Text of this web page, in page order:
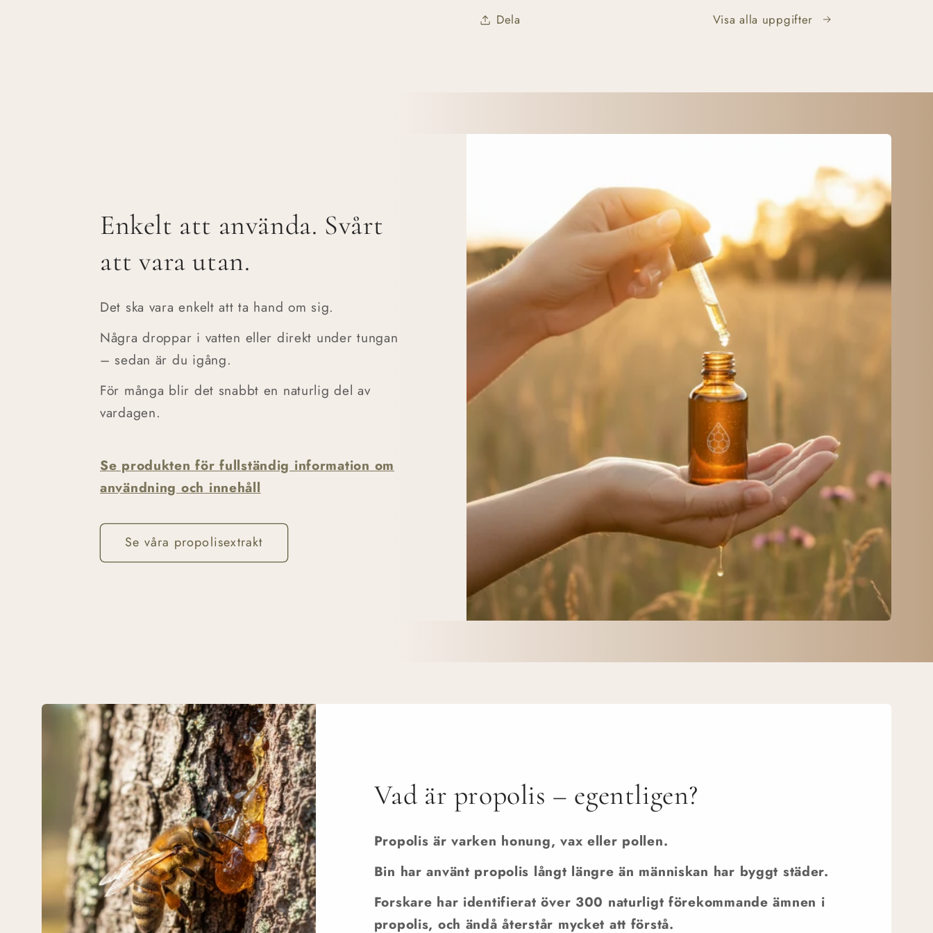
Dela Visa alla uppgifter
Enkelt att använda. Svårt
att vara utan.
Det ska vara enkelt att ta hand om sig.
Några droppar i vatten eller direkt under tungan
– sedan är du igång.
För många blir det snabbt en naturlig del av
vardagen.
Se produkten för fullständig information om
användning och innehåll
Se våra propolisextrakt
Vad är propolis – egentligen?
Propolis är varken honung, vax eller pollen.
Bin har använt propolis långt längre än människan har byggt städer.
Forskare har identifierat över 300 naturligt förekommande ämnen i
propolis, och ändå återstår mycket att förstå.